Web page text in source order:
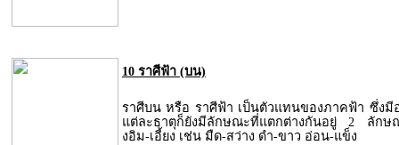
10 ราศีฟ้า (บน)
ราศีบน หรือ ราศีฟ้า เป็นตัวแทนของภาคฟ้า ซึ่งมี
แต่ละธาตุก็ยังมีลักษณะที่แตกต่างกันอยู่ 2 ลัก
งอิม-เอี้ยง เช่น มืด-สว่าง ดำ-ขาว อ่อน-แข็ง